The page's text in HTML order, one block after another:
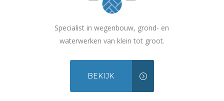
Specialist in wegenbouw, grond- en
waterwerken van klein tot groot.
BEKIJK